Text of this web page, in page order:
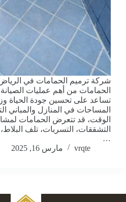
شركة ترميم الحمامات في
الحمامات من أهم عمليات الصيانة
تساعد على تحسين جودة الحياة
المساحات في المنازل والمباني
الوقت، قد تتعرض الحمامات
التشققات، التسربات، تلف
…
vrqte
مارس 16, 2025